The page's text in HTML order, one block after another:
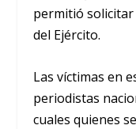
permitió
del Ejército.
Las víctimas en
periodistas
cuales quienes